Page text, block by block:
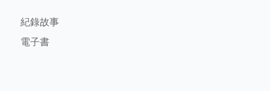
紀錄故事
電子書